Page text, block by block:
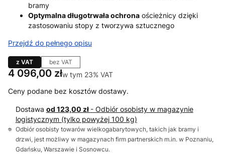
bramy
Optymalna długotrwała ochrona ościeżnicy dzięki
zastosowaniu stopy z tworzywa sztucznego
Przejdź do pełnego opisu
z VAT bez VAT
Cena
4 096,00 złw tym 23% VAT
w tym 23% VAT
Ceny podane bez kosztów dostawy.
Dostawa od 123,00 zł - Odbiór osobisty w magazynie
logistycznym (tylko powyżej 100 kg)
Odbiór osobisty towarów wielkogabarytowych, takich jak bramy i
drzwi, jest możliwy w magazynach firm partnerskich m.in. w Poznaniu,
Gdańsku, Warszawie i Sosnowcu.